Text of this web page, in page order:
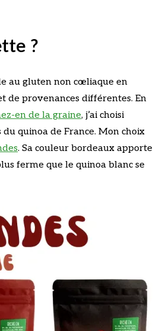
?
au gluten non cœliaque en
de provenances différentes. En
en de la graine, j’ai choisi
quinoa de France. Mon choix
. Sa couleur bordeaux apporte
ferme que le quinoa blanc se